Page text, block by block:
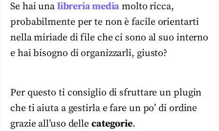
Se hai una libreria media molto ricca,
probabilmente per te non è facile orientarti
nella miriade di file che ci sono al suo interno
e hai bisogno di organizzarli, giusto?
Per questo ti consiglio di sfruttare un plugin
che ti aiuta a gestirla e fare un po’ di ordine
grazie all’uso delle categorie.